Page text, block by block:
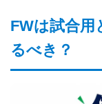
FWは試合用
るべき？